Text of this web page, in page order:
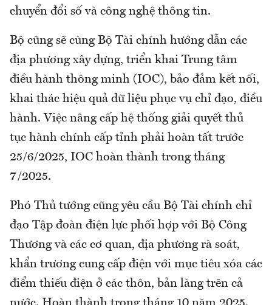
chuyển đổi số và công nghệ thông tin.
Bộ cũng sẽ cùng Bộ Tài chính hướng dẫn các
địa phương xây dựng, triển khai Trung tâm
điều hành thông minh (IOC), bảo đảm kết nối,
khai thác hiệu quả dữ liệu phục vụ chỉ đạo, điều
hành. Việc nâng cấp hệ thống giải quyết thủ
tục hành chính cấp tỉnh phải hoàn tất trước
25/6/2025, IOC hoàn thành trong tháng
7/2025.
Phó Thủ tướng cũng yêu cầu Bộ Tài chính chỉ
đạo Tập đoàn điện lực phối hợp với Bộ Công
Thương và các cơ quan, địa phương rà soát,
khẩn trương cung cấp điện với mục tiêu xóa các
điểm thiếu điện ở các thôn, bản làng trên cả